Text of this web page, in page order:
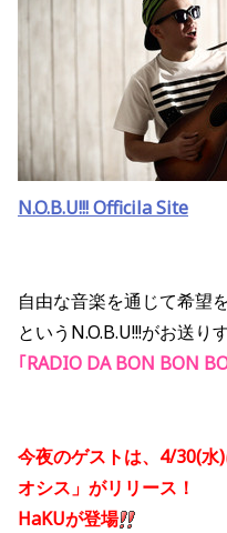
N.O.B.U!!! Officila Site
自由な音楽を通じて希望
というN.O.B.U!!!がお送り
｢RADIO DA BON BON
今夜のゲストは、4/30(水
オシス」がリリース！
HaKUが登場